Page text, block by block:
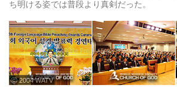
ち明ける姿では普段より真剣だった。
ⓒ 2004 WATV